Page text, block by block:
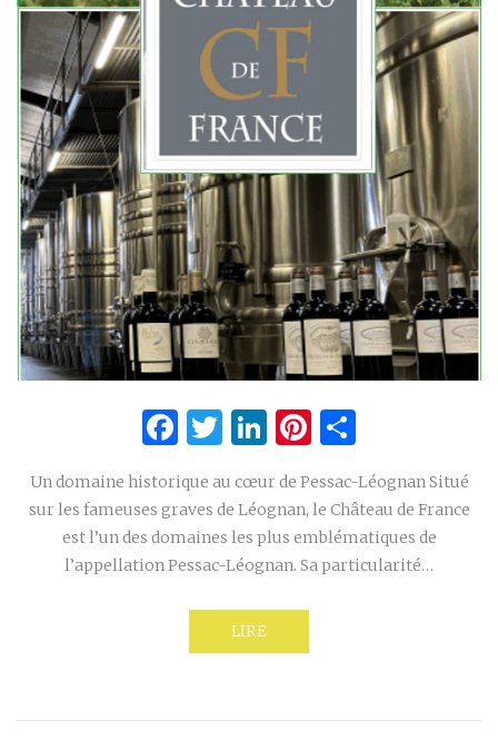
Facebook
Twitter
LinkedIn
Pinterest
Un domaine historique au cœur de Pessac-Léognan Situé
sur les fameuses graves de Léognan, le Château de France
est l’un des domaines les plus emblématiques de
l’appellation Pessac-Léognan. Sa particularité…
LIRE